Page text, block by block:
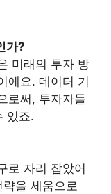
가?
미래의 투자 방
에요. 데이터 기
로써, 투자자들
있죠.
로 자리 잡았어
을 세움으로